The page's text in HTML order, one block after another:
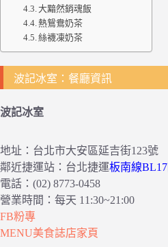
大黯然銷魂飯
熱鴛鴦奶茶
絲襪凍奶茶
波記冰室：餐廳資訊
波記冰室
地址：台北市大安區延吉街123號
鄰近捷運站：台北捷運板南線
電話：(02) 8773-0458
營業時間：每天 11:30~21:00
FB粉專
MENU美食誌店家頁